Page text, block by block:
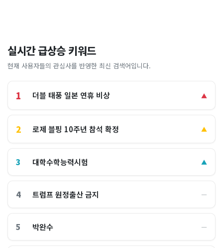
실시간 급상승 키워드
현재 사용자들의 관심사를 반영한 최신 검색어입니다.
1 더블 태풍 일본 연휴 비상 ▲
2 로제 블핑 10주년 참석 확정 ▲
3 대학수학능력시험 ▲
4 트럼프 원정출산 금지 ―
5 박완수 ―